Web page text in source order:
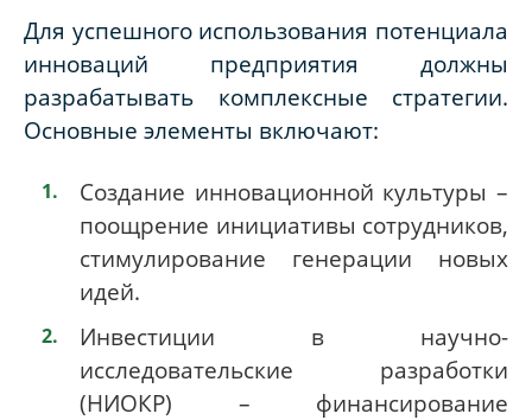
Для успешного использования потенциала
инноваций предприятия должны
разрабатывать комплексные стратегии.
Основные элементы включают:
Создание инновационной культуры –
поощрение инициативы сотрудников,
стимулирование генерации новых
идей.
Инвестиции в научно-
исследовательские разработки
(НИОКР) – финансирование